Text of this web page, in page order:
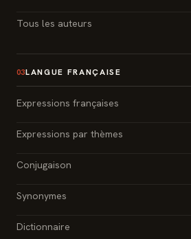
Tous les auteurs
03LANGUE FRANÇAISE
Expressions françaises
Expressions par thèmes
Conjugaison
Synonymes
Dictionnaire